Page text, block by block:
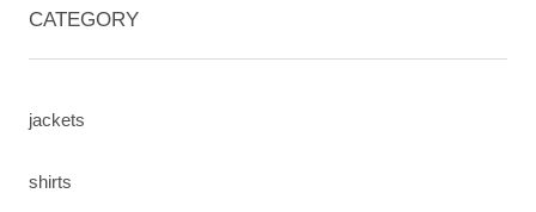
CATEGORY
jackets
shirts